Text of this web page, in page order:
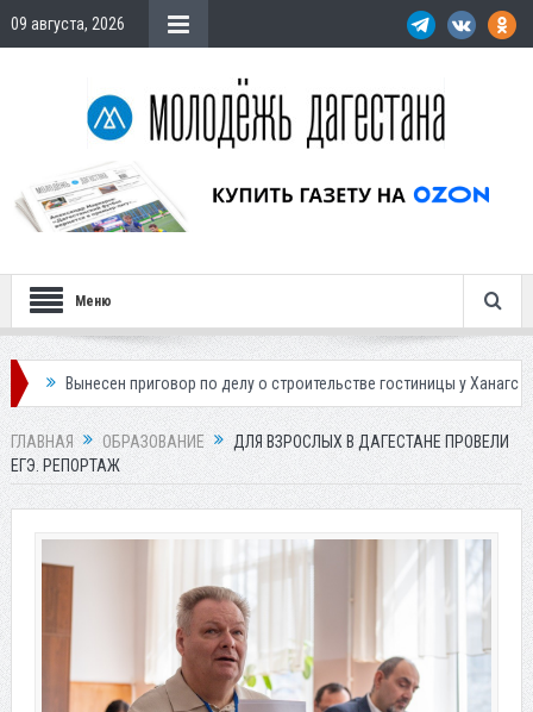
09 августа, 2026
Меню
делу о строительстве гостиницы у Ханагского водопада Власти
ГЛАВНАЯ ОБРАЗОВАНИЕ
ДЛЯ ВЗРОСЛЫХ В ДАГЕСТАНЕ ПРОВЕЛИ
ЕГЭ. РЕПОРТАЖ